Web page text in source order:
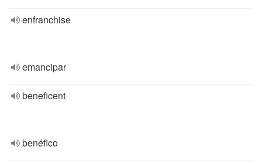
enfranchise
emancipar
beneficent
benéfico